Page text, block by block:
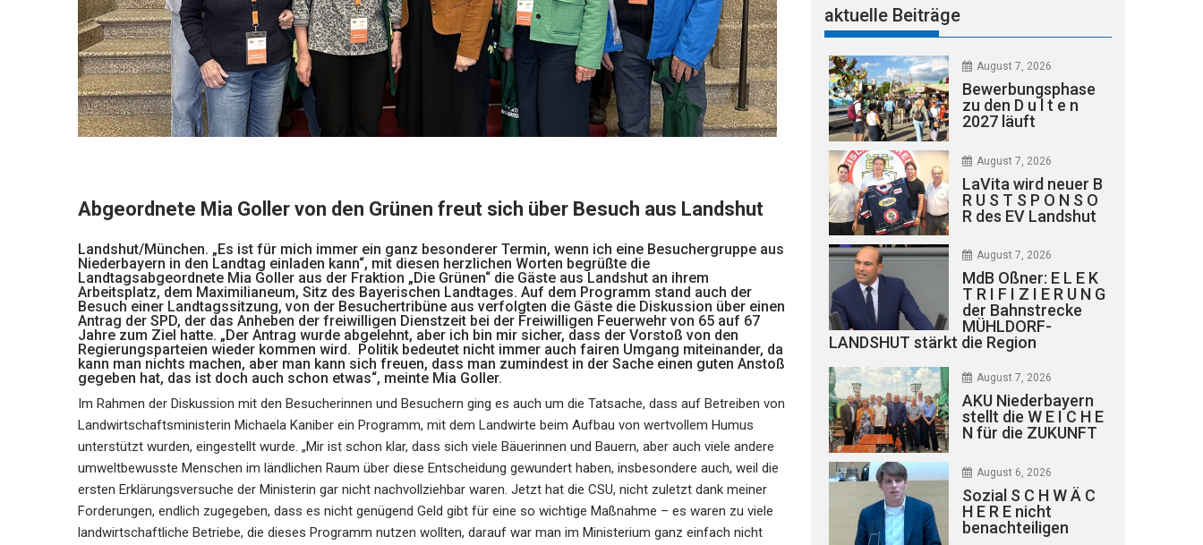
Abgeordnete Mia Goller von den Grünen freut sich über Besuch aus Landshut
Landshut/München. „Es ist für mich immer ein ganz besonderer Termin, wenn ich eine Besuchergruppe aus
Niederbayern in den Landtag einladen kann“, mit diesen herzlichen Worten begrüßte die
Landtagsabgeordnete Mia Goller aus der Fraktion „Die Grünen“ die Gäste aus Landshut an ihrem
Arbeitsplatz, dem Maximilianeum, Sitz des Bayerischen Landtages. Auf dem Programm stand auch der
Besuch einer Landtagssitzung, von der Besuchertribüne aus verfolgten die Gäste die Diskussion über einen
Antrag der SPD, der das Anheben der freiwilligen Dienstzeit bei der Freiwilligen Feuerwehr von 65 auf 67
Jahre zum Ziel hatte. „Der Antrag wurde abgelehnt, aber ich bin mir sicher, dass der Vorstoß von den
Regierungsparteien wieder kommen wird. Politik bedeutet nicht immer auch fairen Umgang miteinander, da
kann man nichts machen, aber man kann sich freuen, dass man zumindest in der Sache einen guten Anstoß
gegeben hat, das ist doch auch schon etwas“, meinte Mia Goller.
Im Rahmen der Diskussion mit den Besucherinnen und Besuchern ging es auch um die Tatsache, dass auf Betreiben von
Landwirtschaftsministerin Michaela Kaniber ein Programm, mit dem Landwirte beim Aufbau von wertvollem Humus
unterstützt wurden, eingestellt wurde. „Mir ist schon klar, dass sich viele Bäuerinnen und Bauern, aber auch viele andere
umweltbewusste Menschen im ländlichen Raum über diese Entscheidung gewundert haben, insbesondere auch, weil die
ersten Erklärungsversuche der Ministerin gar nicht nachvollziehbar waren. Jetzt hat die CSU, nicht zuletzt dank meiner
Forderungen, endlich zugegeben, dass es nicht genügend Geld gibt für eine so wichtige Maßnahme – es waren zu viele
landwirtschaftliche Betriebe, die dieses Programm nutzen wollten, darauf war man im Ministerium ganz einfach nicht
aktuelle Beiträge
August 7, 2026
Bewerbungsphase
zu den D u l t e n
2027 läuft
August 7, 2026
LaVita wird neuer B
R U S T S P O N S O
R des EV Landshut
August 7, 2026
MdB Oßner: E L E K
T R I F I Z I E R U N G
der Bahnstrecke
MÜHLDORF-
LANDSHUT stärkt die Region
August 7, 2026
AKU Niederbayern
stellt die W E I C H E
N für die ZUKUNFT
August 6, 2026
Sozial S C H W Ä C
H E R E nicht
benachteiligen